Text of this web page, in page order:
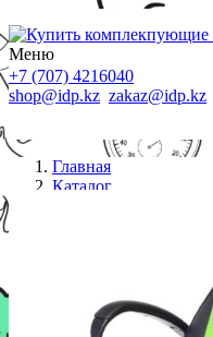
Меню
+7 (707) 4216040
shop@idp.kz zakaz@idp.kz
Главная
Каталог
Кресло игровое
искусст.кожа/ткань